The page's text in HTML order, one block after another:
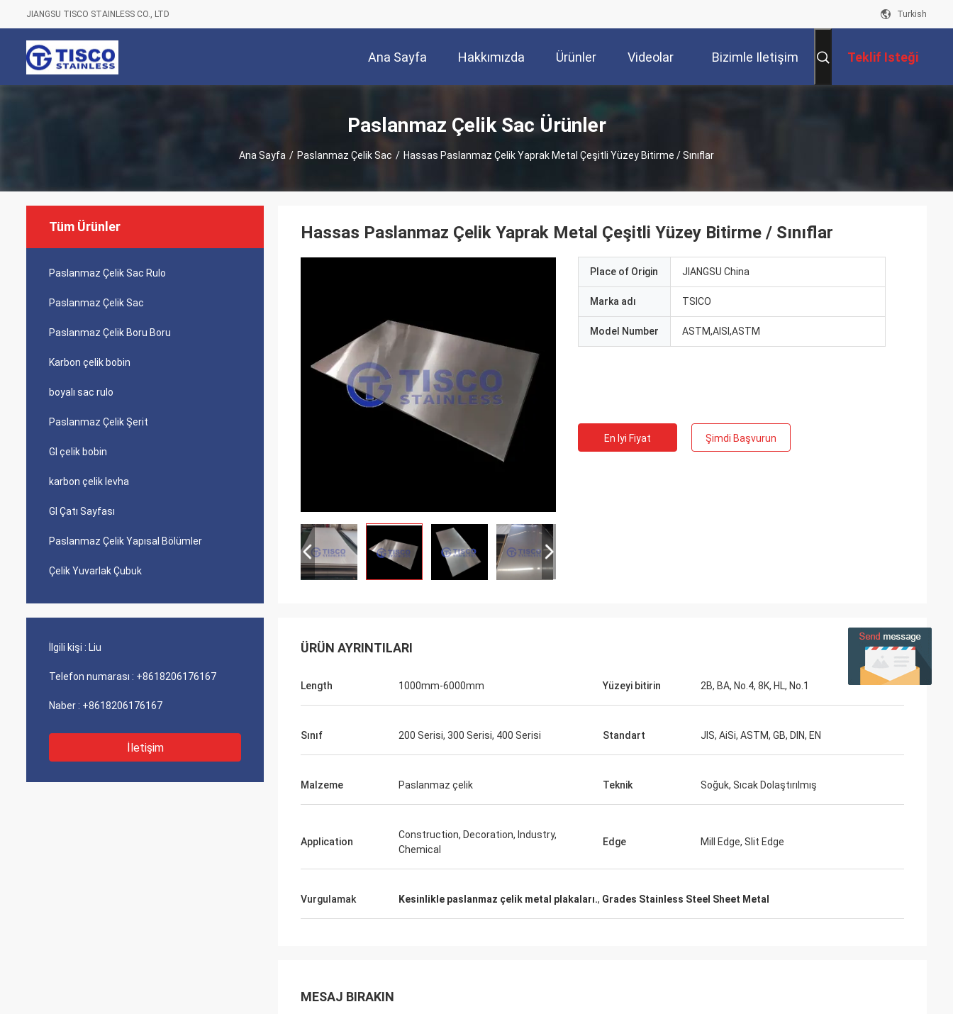
JIANGSU TISCO STAINLESS CO., LTD Turkish
Ana Sayfa Hakkımızda Ürünler Videolar Bizimle Iletişim Teklif Isteği
Paslanmaz Çelik Sac Ürünler
Ana Sayfa / Paslanmaz Çelik Sac / Hassas Paslanmaz Çelik Yaprak Metal Çeşitli Yüzey Bitirme / Sınıflar
Tüm Ürünler
Paslanmaz Çelik Sac Rulo
Paslanmaz Çelik Sac
Paslanmaz Çelik Boru Boru
Karbon çelik bobin
boyalı sac rulo
Paslanmaz Çelik Şerit
GI çelik bobin
karbon çelik levha
GI Çatı Sayfası
Paslanmaz Çelik Yapısal Bölümler
Çelik Yuvarlak Çubuk
İlgili kişi : Liu
Telefon numarası : +8618206176167
Naber : +8618206176167
İletişim
Hassas Paslanmaz Çelik Yaprak Metal Çeşitli Yüzey Bitirme / Sınıflar
Place of Origin JIANGSU China
Marka adı TSICO
Model Number ASTM,AISI,ASTM
En Iyi Fiyat Şimdi Başvurun
ÜRÜN AYRINTILARI
Length 1000mm-6000mm Yüzeyi bitirin 2B, BA, No.4, 8K, HL, No.1
Sınıf 200 Serisi, 300 Serisi, 400 Serisi Standart JIS, AiSi, ASTM, GB, DIN, EN
Malzeme Paslanmaz çelik Teknik Soğuk, Sıcak Dolaştırılmış
Application
Construction, Decoration, Industry,
Chemical
Edge Mill Edge, Slit Edge
Vurgulamak Kesinlikle paslanmaz çelik metal plakaları., Grades Stainless Steel Sheet Metal
MESAJ BIRAKIN